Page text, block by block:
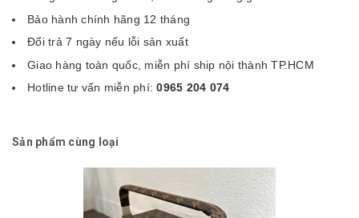
Bảo hành chính hãng 12 tháng
Đổi trả 7 ngày nếu lỗi sản xuất
Giao hàng toàn quốc, miễn phí ship nội thành TP.HCM
Hotline tư vấn miễn phí:0965 204 074
Sản phẩm cùng loại